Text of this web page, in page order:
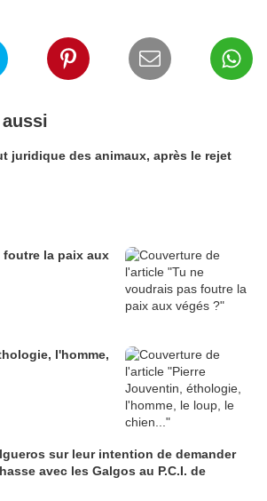
juridique des animaux, après le rejet
la paix aux
l'homme,
sur leur intention de demander
avec les Galgos au P.C.I. de